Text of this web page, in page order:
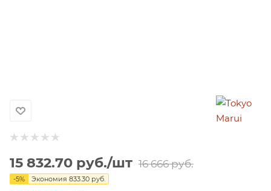
15 832.70 руб./шт 16 666руб.
-5% Экономия 833.30 руб.